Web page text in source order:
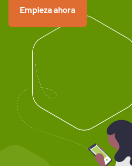
Empieza ahora